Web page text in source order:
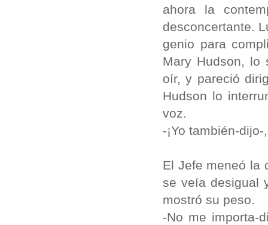
ahora la
desconcertante.
genio para
Mary Hudson, lo
oír, y pareció
Hudson lo
voz.
-¡Yo también-
El Jefe meneó la
se veía desigual
mostró su peso.
-No me importa-